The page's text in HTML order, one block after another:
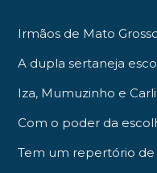
Irmãos de Mato
A dupla sertaneja
Iza, Mumuzinho e
Com o poder da
Tem um repertório de